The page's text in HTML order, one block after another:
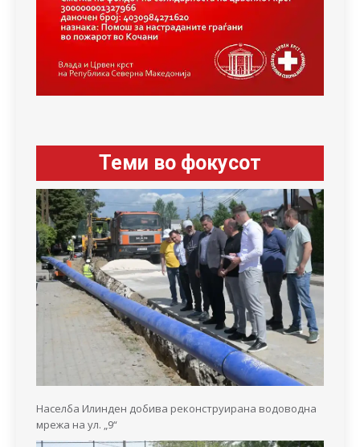
Теми во фокусот
Населба Илинден добива реконструирана водоводна
мрежа на ул. „9“